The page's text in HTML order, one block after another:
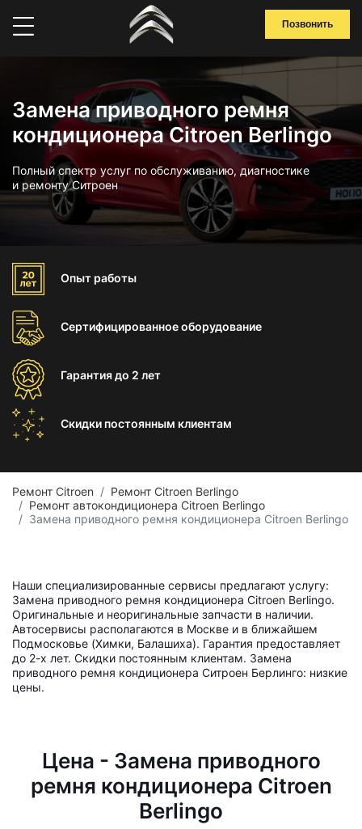
Позвонить
Замена приводного ремня
кондиционера Citroen Berlingo
Полный спектр услуг по обслуживанию, диагностике
и ремонту Ситроен
Опыт работы
Сертифицированноеоборудование
Гарантиядо 2 лет
Скидки постоянным клиентам
Ремонт Citroen
Ремонт Citroen Berlingo
Ремонт автокондиционера Citroen Berlingo
Замена приводного ремня кондиционера Citroen Berlingo
Наши специализированные сервисы предлагают услугу:
Замена приводного ремня кондиционера Citroen Berlingo.
Оригинальные и неоригинальные запчасти в наличии.
Автосервисы располагаются в Москве и в ближайшем
Подмосковье (Химки, Балашиха). Гарантия предоставляет
до 2-х лет. Скидки постоянным клиентам. Замена
приводного ремня кондиционера Ситроен Берлинго: низкие
цены.
Цена - Замена приводного
ремня кондиционера Citroen
Berlingo